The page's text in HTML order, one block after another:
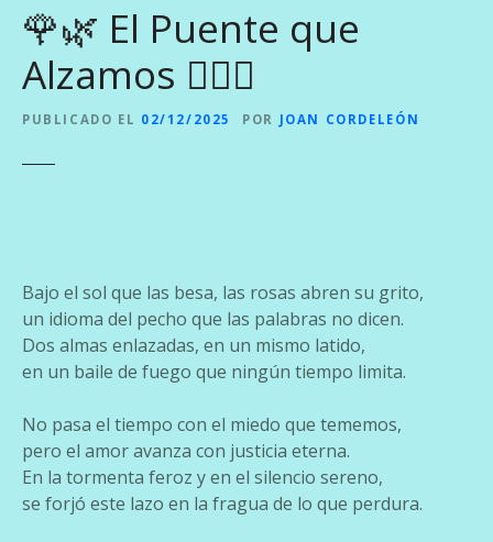
🌹🌿 El Puente que
Alzamos ❤️‍🔥🦁
PUBLICADO EL 02/12/2025 POR JOAN CORDELEÓN
Bajo el sol que las besa, las rosas abren su grito,
un idioma del pecho que las palabras no dicen.
Dos almas enlazadas, en un mismo latido,
en un baile de fuego que ningún tiempo limita.
No pasa el tiempo con el miedo que tememos,
pero el amor avanza con justicia eterna.
En la tormenta feroz y en el silencio sereno,
se forjó este lazo en la fragua de lo que perdura.